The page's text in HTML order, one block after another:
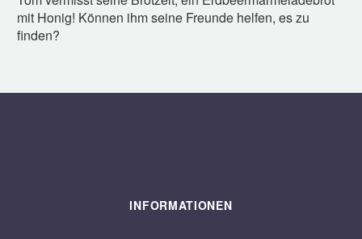
mit Honig! Können ihm seine Freunde helfen, es zu
finden?
INFORMATIONEN